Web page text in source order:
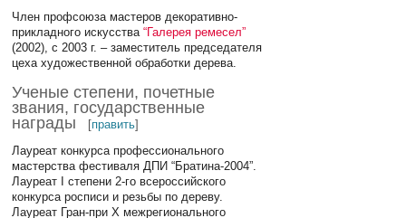
Член профсоюза мастеров декоративно-
прикладного искусства“Галерея ремесел”
(2002), с 2003 г. – заместитель председателя
цеха художественной обработки дерева.
Ученые степени, почетные
звания, государственные
награды
[править]
Лауреат конкурса профессионального
мастерства фестиваля ДПИ “Братина-2004”.
Лауреат I степени 2-го всероссийского
конкурса росписи и резьбы по дереву.
Лауреат Гран-при Х межрегионального